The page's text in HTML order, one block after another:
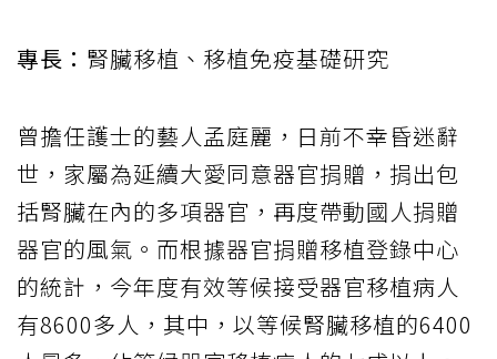
專長： 腎臟移植、移植免疫基礎研究
曾擔任護士的藝人孟庭麗，日前不幸昏迷辭
世，家屬為延續大愛同意器官捐贈，捐出包
括腎臟在內的多項器官，再度帶動國人捐贈
器官的風氣。而根據器官捐贈移植登錄中心
的統計，今年度有效等候接受器官移植病人
有8600多人，其中，以等候腎臟移植的6400